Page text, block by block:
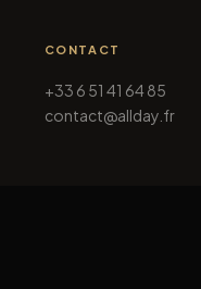
CONTACT
+33 6 51 41 64 85
contact@allday.fr